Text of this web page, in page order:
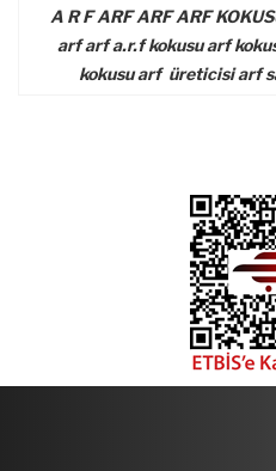
A R F ARF ARF ARF
arf arf a.r.f kokusu arf
kokusu arf üreticisi arf